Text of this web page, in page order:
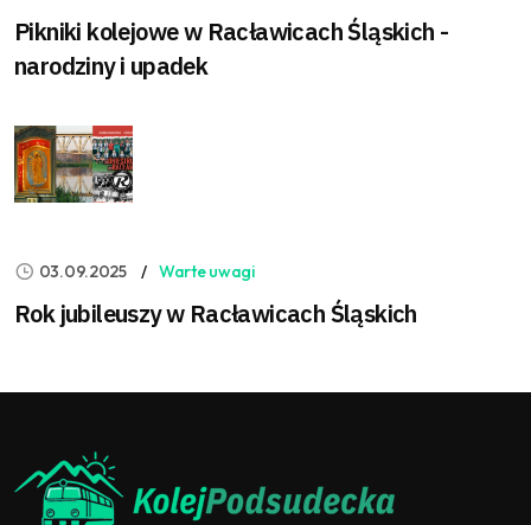
Pikniki kolejowe w Racławicach Śląskich -
narodziny i upadek
03.09.2025 Warte uwagi
Rok jubileuszy w Racławicach Śląskich